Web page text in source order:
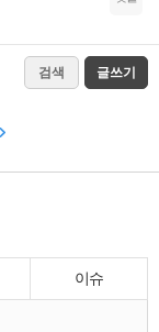
검색 글쓰기
이슈